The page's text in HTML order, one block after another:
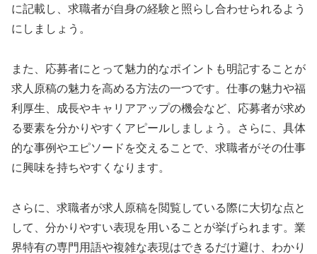
に記載し、求職者が自身の経験と照らし合わせられるよう
にしましょう。
また、応募者にとって魅力的なポイントも明記することが
求人原稿の魅力を高める方法の一つです。仕事の魅力や福
利厚生、成長やキャリアアップの機会など、応募者が求め
る要素を分かりやすくアピールしましょう。さらに、具体
的な事例やエピソードを交えることで、求職者がその仕事
に興味を持ちやすくなります。
さらに、求職者が求人原稿を閲覧している際に大切な点と
して、分かりやすい表現を用いることが挙げられます。業
界特有の専門用語や複雑な表現はできるだけ避け、わかり